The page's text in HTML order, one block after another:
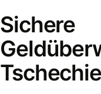
Sichere